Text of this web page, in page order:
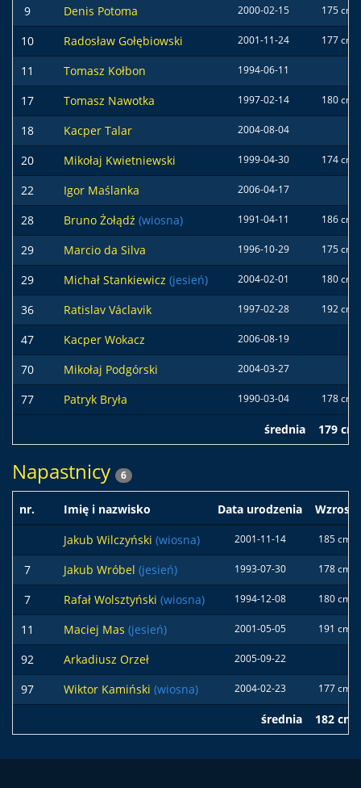
9 Denis Potoma 2000-02-15 175 cm
10 Radosław Gołębiowski 2001-11-24 177 cm
11 Tomasz Kołbon 1994-06-11
17 Tomasz Nawotka 1997-02-14 180 cm
18 Kacper Talar 2004-08-04
20 Mikołaj Kwietniewski 1999-04-30 174 cm
22 Igor Maślanka 2006-04-17
28 Bruno Żołądź (wiosna) 1991-04-11 186 cm
29 Marcio da Silva 1996-10-29 175 cm
29 Michał Stankiewicz (jesień) 2004-02-01 180 cm
36 Ratislav Václavik 1997-02-28 192 cm
47 Kacper Wokacz 2006-08-19
70 Mikołaj Podgórski 2004-03-27
77 Patryk Bryła 1990-03-04 178 cm
średnia 179 cm
Napastnicy 6
nr. Imię i nazwisko Data urodzenia
Wzrost
Jakub Wilczyński (wiosna) 2001-11-14 185 cm
7 Jakub Wróbel (jesień) 1993-07-30 178 cm
7 Rafał Wolsztyński (wiosna) 1994-12-08 180 cm
11 Maciej Mas (jesień) 2001-05-05 191 cm
92 Arkadiusz Orzeł 2005-09-22
97 Wiktor Kamiński (wiosna) 2004-02-23 177 cm
średnia 182 cm